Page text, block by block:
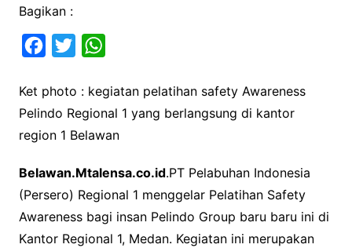
Bagikan :
c
e
b
k
i
t
t
r
a
t
s
p
Ket photo : kegiatan pelatihan safety Awareness
Pelindo Regional 1 yang berlangsung di kantor
region 1 Belawan
Belawan.Mtalensa.co.id.PT Pelabuhan Indonesia
(Persero) Regional 1 menggelar Pelatihan Safety
Awareness bagi insan Pelindo Group baru baru ini di
Kantor Regional 1, Medan. Kegiatan ini merupakan